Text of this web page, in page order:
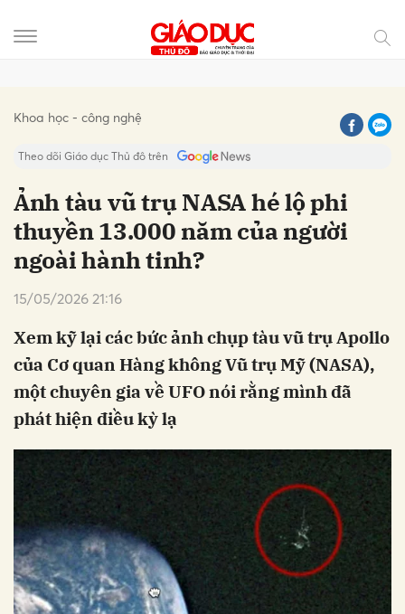
Khoa học - công nghệ
Theo dõi Giáo dục Thủ đô trên
Ảnh tàu vũ trụ NASA hé lộ phi
thuyền 13.000 năm của người
ngoài hành tinh?
15/05/2026 21:16
Xem kỹ lại các bức ảnh chụp tàu vũ trụ Apollo
của Cơ quan Hàng không Vũ trụ Mỹ (NASA),
một chuyên gia về UFO nói rằng mình đã
phát hiện điều kỳ lạ
Hủy Gửi